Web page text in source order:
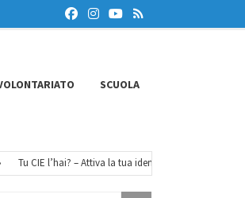
SCUOLA
CIE l’hai? – Attiva la tua identità digitale